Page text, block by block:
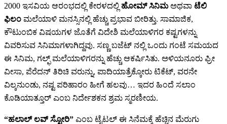
2000 ಇಸವಿಯ ಆರಂಭದಲ್ಲಿ ಕೇರಳದಲ್ಲಿ ಹೋಮ್ ಸಿನಿಮ ಅಥವಾ ಟೆಲಿ
ಫಿಲಂ ಮಲೆಯಾಳಿ ಮನಸ್ಸಿನಲ್ಲಿ ಹೆಚ್ಚು ಪ್ರಭಾವ ಬೀರಿತ್ತು. ಸಾಮಾಜಿಕ,
ಕೌಟುಂಬಿಕ ವಿಷಯಗಳ ಜೊತೆಗೆ ವಿದೇಶಿ ಮಲೆಯಾಳಿಗರ ಕಷ್ಟಗಳನ್ನು
ವಿವರಿಸುವ ಸಿನಿಮಾಗಳಾಗಿದ್ದವು. ಸಣ್ಣ ಬಜೆಟ್ ನಲ್ಲಿ ಒಂದು ಗಂಟೆ ಸಮಯದ
ಈ ಸಿನಿಮ, ಗಲ್ಫ್ ಮಲೆಯಾಳಿಗರನ್ನು ಹೆಚ್ಚು ಆಕರ್ಷಿಸಿತು. ಅಳಿಯನೂರು ಫ್ರೀ
ವೀಸಾ, ಪೆರೆದನ್ ತಿರಿಚಿ ವರುನ್ನು, ಪಾದಿಯಾತ್ರೆಕ್ಕೋರು ಟಿಕೆಟ್, ವರನೇ
ವಿಲ್ಕನುಂಡು, ನಷ್ಟ ಪರಿಹಾರಂ ಹೀಗೆ ಹಲವು… ಇದರ ಹಿಂದೆ ಸಲಾಂ
ಕೊಡಿಯಾತ್ತೂರ್ ಎಂಬ ನಿರ್ದೇಶಕನ ಶ್ರಮ ಸ್ಮರಣೀಯ.
“ಹಲಾಲ್ ಲವ್ ಸ್ಟೋರಿ” ಎಂಬ ಟೈಟಲ್ ಈ ಸಿನೆಮಕ್ಕೆ ಹೆಚ್ಚಿನ ಮೆರುಗು